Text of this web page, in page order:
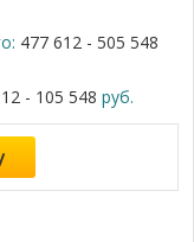
477 612 - 505 548
- 105 548 руб.